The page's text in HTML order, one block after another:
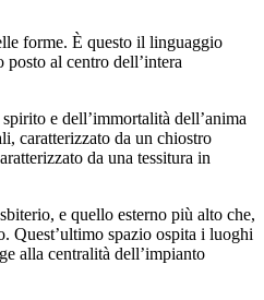
forme. È questo il linguaggio
al centro dell’intera
e dell’immortalità dell’anima
caratterizzato da un chiostro
da una tessitura in
e quello esterno più alto che,
Quest’ultimo spazio ospita i luoghi
alla centralità dell’impianto